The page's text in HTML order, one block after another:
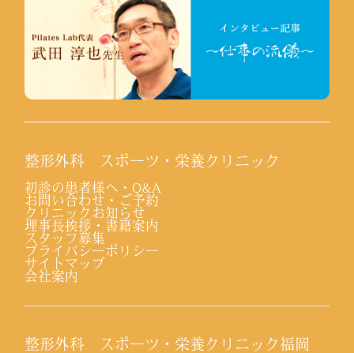
整形外科 スポーツ・栄養クリニック
初診の患者様へ・Q&A
お問い合わせ・ご予約
クリニックお知らせ
理事長挨拶・書籍案内
スタッフ募集
プライバシーポリシー
サイトマップ
会社案内
整形外科 スポーツ・栄養クリニック福岡